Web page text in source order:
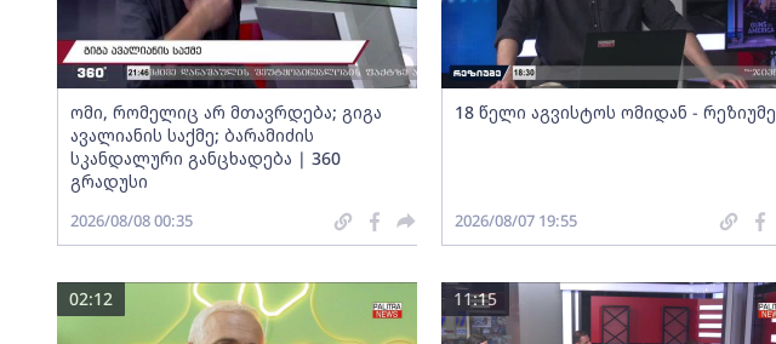
ომი, რომელიც არ მთავრდება; გიგა
ავალიანის საქმე; ბარამიძის
სკანდალური განცხადება | 360
გრადუსი
2026/08/08 00:35
18 წელი აგვისტოს ომიდან - რეზიუმე
2026/08/07 19:55
02:12 11:15